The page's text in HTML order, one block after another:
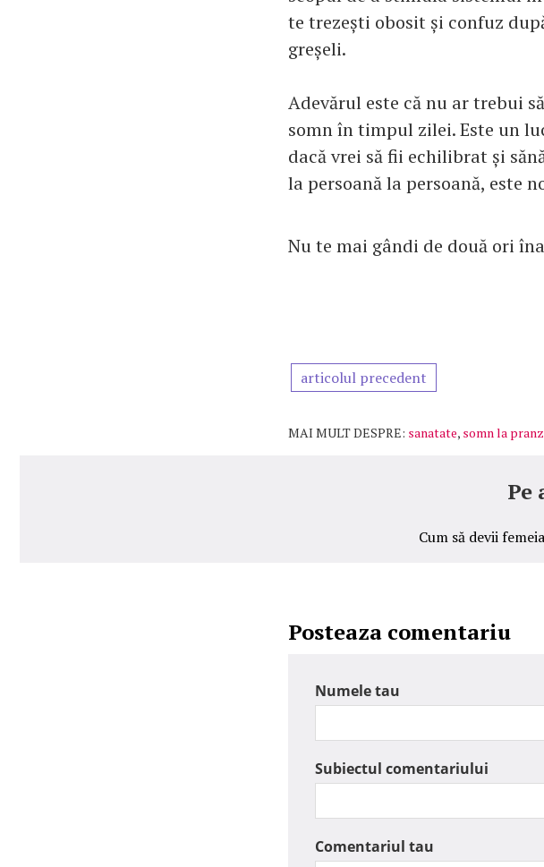
te trezești obosit și confuz
greșeli.
Adevărul este că nu ar trebui
somn în timpul zilei. Este un
dacă vrei să fii echilibrat și
la persoană la persoană, este
Nu te mai gândi de două ori
articolul precedent
MAI MULT DESPRE: sanatate, somn la pranz
Pe
Cum să devii
Posteaza comentariu
Numele tau
Subiectul comentariului
Comentariul tau